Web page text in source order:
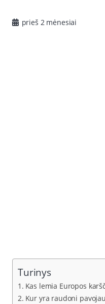
prieš 2 mėnesiai
Turinys
Kas lemia Europos
Kur yra raudoni